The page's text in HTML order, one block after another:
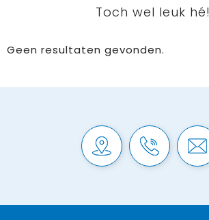
Toch wel leuk hé!
Geen resultaten gevonden.